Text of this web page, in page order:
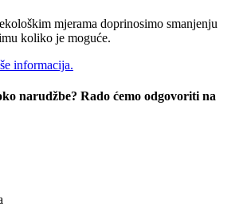
mjerama doprinosimo smanjenju
koliko je moguće.
informacija.
narudžbe? Rado ćemo odgovoriti na